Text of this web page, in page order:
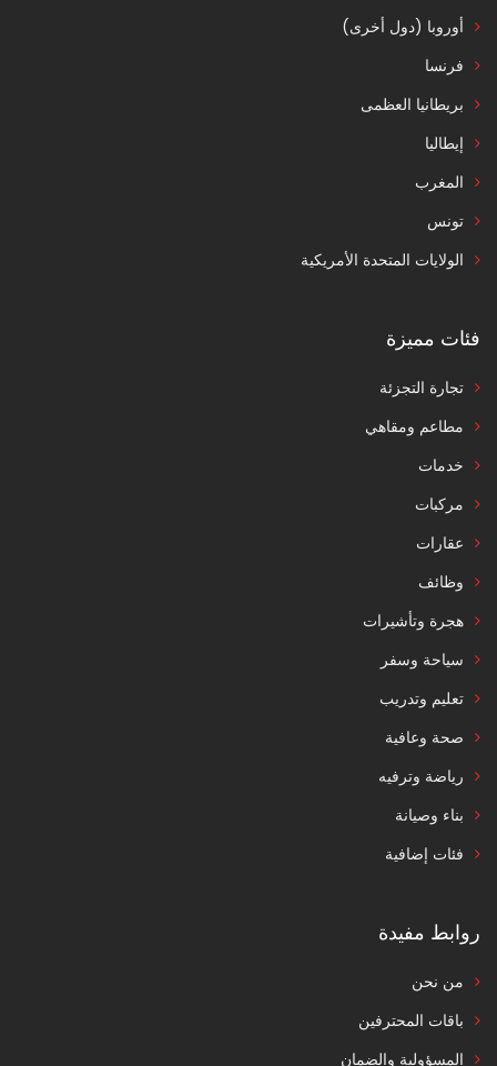
أوروبا (دول أخرى)
فرنسا
بريطانيا العظمى
إيطاليا
المغرب
تونس
الولايات المتحدة الأمريكية
فئات مميزة
تجارة التجزئة
مطاعم ومقاهي
خدمات
مركبات
عقارات
وظائف
هجرة وتأشيرات
سياحة وسفر
تعليم وتدريب
صحة وعافية
رياضة وترفيه
بناء وصيانة
فئات إضافية
روابط مفيدة
من نحن
باقات المحترفين
المسؤولية والضمان